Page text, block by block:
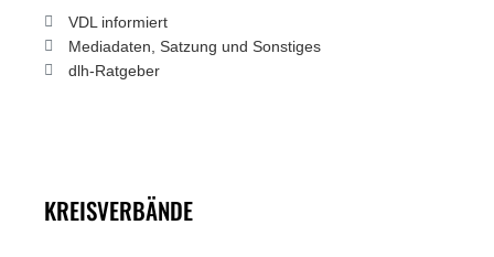
VDL informiert
Mediadaten, Satzung und Sonstiges
dlh-Ratgeber
KREISVERBÄNDE